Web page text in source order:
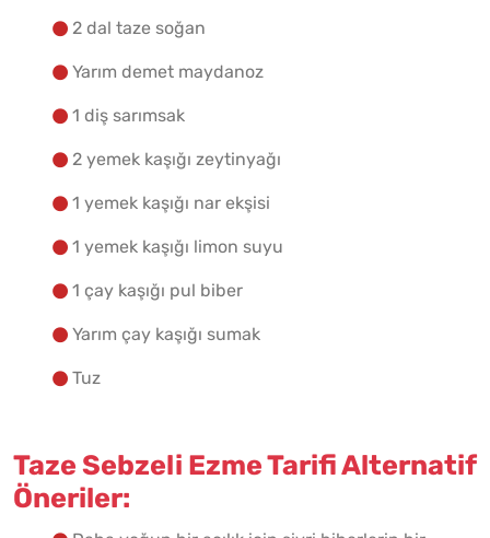
2 dal taze soğan
Yarım demet maydanoz
1 diş sarımsak
2 yemek kaşığı zeytinyağı
1 yemek kaşığı nar ekşisi
1 yemek kaşığı limon suyu
1 çay kaşığı pul biber
Yarım çay kaşığı sumak
Tuz
Taze Sebzeli Ezme Tarifi Alternatif
Öneriler: